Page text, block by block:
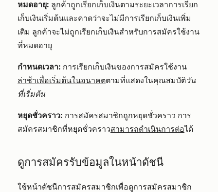
หมดอายุ: ลูกค้าถูกเรียกเก็บเงินตามระยะเวลาการเรียก
เก็บเงินเริ่มต้นและคาดว่าจะไม่มีการเรียกเก็บเงินเพิ่ม
เติม ลูกค้าจะไม่ถูกเรียกเก็บเงินสำหรับการสมัครใช้งาน
ที่หมดอายุ
กำหนดเวลา: การเรียกเก็บเงินของการสมัครใช้งาน
ล่าช้าเพื่อเริ่มต้นในอนาคตตามที่แสดงในคุณสมบัติวัน
ที่เริ่มต้น
หยุดชั่วคราว: การสมัครสมาชิกถูกหยุดชั่วคราว การ
สมัครสมาชิกที่หยุดชั่วคราวสามารถดำเนินการต่อได้
ดูการสมัครรับข้อมูลในหน้าดัชนี
ใช้หน้าดัชนีการสมัครสมาชิกเพื่อดูการสมัครสมาชิก